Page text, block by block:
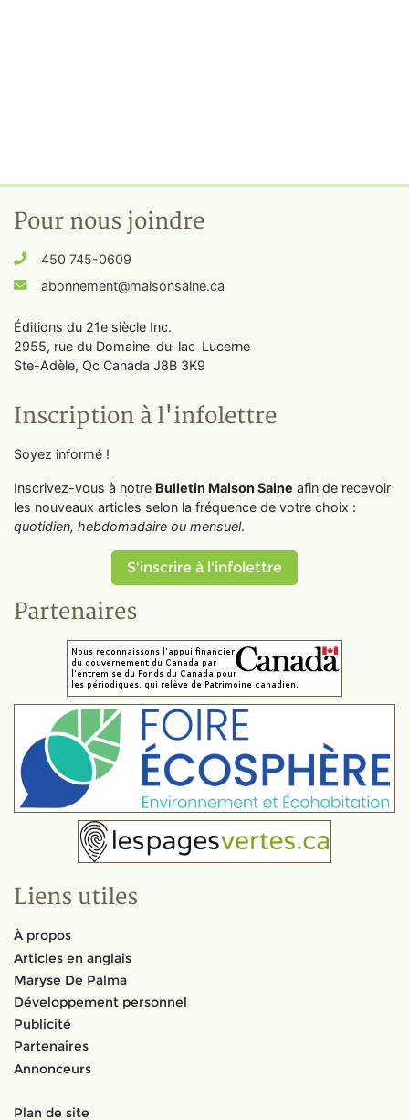
Pour nous joindre
450 745-0609
abonnement@maisonsaine.ca
Éditions du 21e siècle Inc.
2955, rue du Domaine-du-lac-Lucerne
Ste-Adèle, Qc Canada J8B 3K9
Inscription à l'infolettre
Soyez informé !
Inscrivez-vous à notre Bulletin Maison Saine afin de recevoir
les nouveaux articles selon la fréquence de votre choix :
quotidien, hebdomadaire ou mensuel.
S'inscrire à l'infolettre
Partenaires
Liens utiles
À propos
Articles en anglais
Maryse De Palma
Développement personnel
Publicité
Partenaires
Annonceurs
Plan de site